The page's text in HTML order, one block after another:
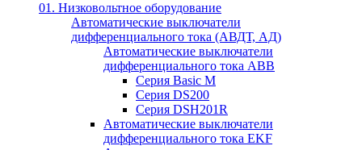
01. Низковольтное оборудование
Автоматические выключатели
дифференциального тока (АВДТ, АД)
Автоматические выключатели
дифференциального тока ABB
Серия Basic M
Серия DS200
Серия DSH201R
Автоматические выключатели
дифференциального тока EKF